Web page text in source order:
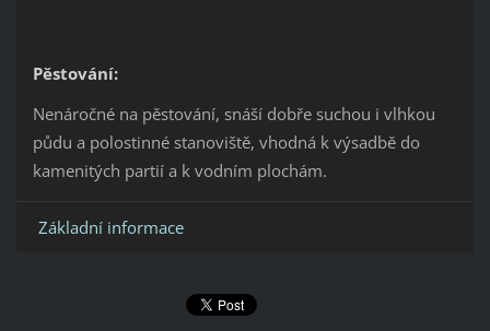
Pěstování:
Nenáročné na pěstování, snáší dobře suchou i vlhkou
půdu a polostinné stanoviště, vhodná k výsadbě do
kamenitých partií a k vodním plochám.
Základní informace